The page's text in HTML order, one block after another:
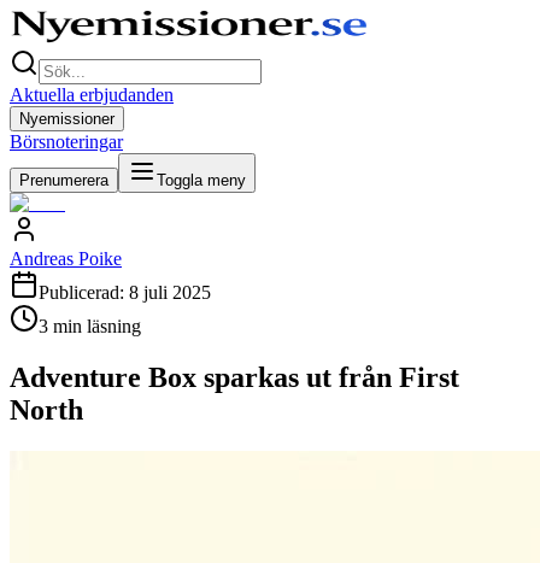
Aktuella erbjudanden
Nyemissioner
Börsnoteringar
Prenumerera Toggla meny
Andreas Poike
Publicerad: 8 juli 2025
3 min läsning
Adventure Box sparkas ut från First
North